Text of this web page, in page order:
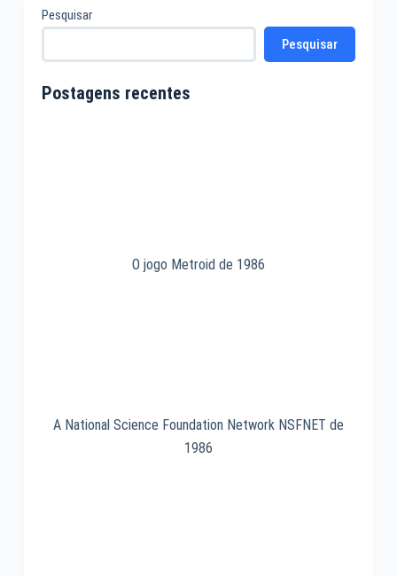
Pesquisar
Pesquisar
Postagens recentes
O jogo Metroid de 1986
A National Science Foundation Network NSFNET de
1986